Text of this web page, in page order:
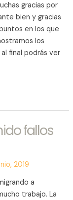
gracias por
bien y gracias
en los que
los
final podrás ver
fallos
2019
a
trabajo. La